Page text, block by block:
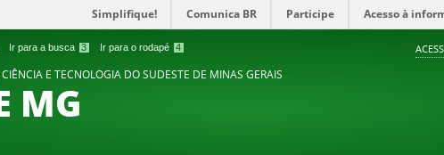
Ir para a busca 3 Ir para o rodapé 4
Simplifique! Comunica BR Participe Acesso à
E TECNOLOGIA DO SUDESTE DE MINAS GERAIS
MG